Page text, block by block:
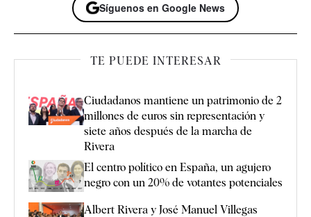
Síguenos en Google News
TE PUEDE INTERESAR
Ciudadanos mantiene un patrimonio de 2
millones de euros sin representación y
siete años después de la marcha de
Rivera
El centro político en España, un agujero
negro con un 20% de votantes potenciales
Albert Rivera y José Manuel Villegas